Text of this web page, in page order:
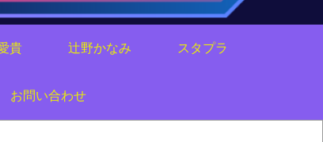
貴 辻野かなみ スタプラ
お問い合わせ